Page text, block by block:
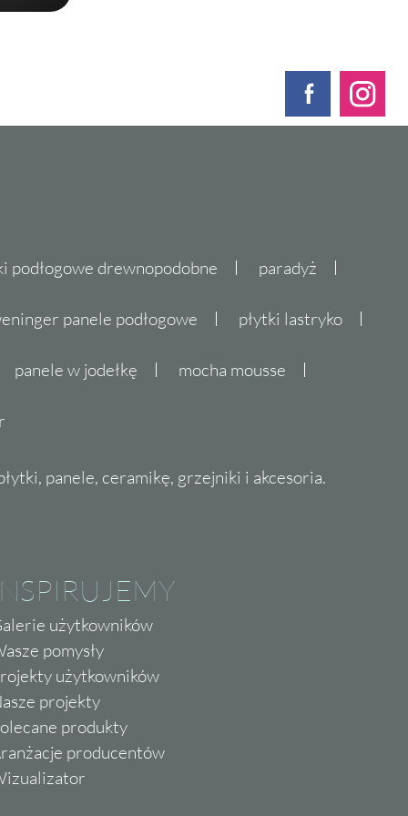
podłogowe drewnopodobne paradyż
panele podłogowe płytki lastryko
panele w jodełkę mocha mousse
panele, ceramikę, grzejniki i akcesoria.
użytkowników
pomysły
użytkowników
projekty
produkty
producentów